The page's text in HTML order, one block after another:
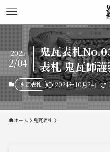
鬼瓦表札
表札 鬼瓦師
2025
2/04
鬼瓦表札 2024年10月24日
ホーム 鬼瓦表札